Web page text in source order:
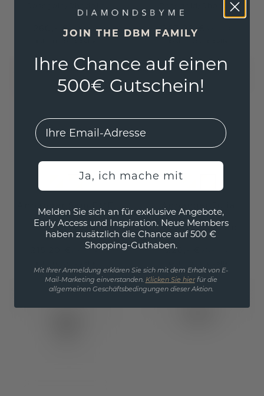
260,- € 325,- €
Rhodolit
263,20 €
Roségold/Rhodolit
269,- €
Roségold/Rhodolit
228,- €
JOIN THE DBM FAMILY
Ihre Chance auf einen
500€ Gutschein!
EMail
Ja, ich mache mit
Melden Sie sich an für exklusive Angebote,
Early Access und Inspiration. Neue Members
haben zusätzlich die Chance auf 500 €
Shopping-Guthaben.
Mit Ihrer Anmeldung erklären Sie sich mit dem Erhalt von E-
Mail-Marketing einverstanden. Klicken Sie hierfür die
allgemeinen Geschäftsbedingungen dieser Aktion.